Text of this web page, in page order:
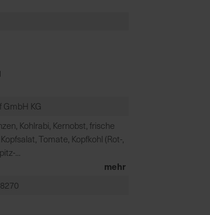
GmbH KG
Kohlrabi, Kernobst, frische
Tomate, Kopfkohl (Rot-,
...
mehr